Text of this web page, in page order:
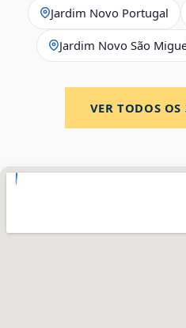
Jardim Novo Portugal
Jardim Novo São
VER TODOS OS